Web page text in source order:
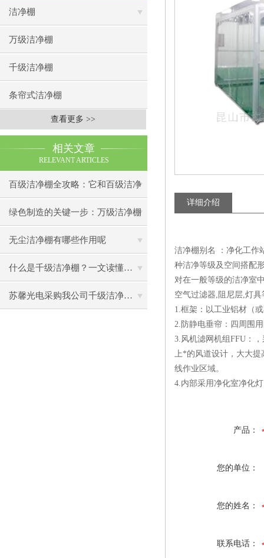
洁净棚
万级洁净棚
千级洁净棚
条帘式洁净棚
查看更多 >>
相关文章
RELEVANT ARTICLES
百级洁净棚全攻略：它和百级洁净
室到底有什么区别？
绿色制造的关键一步：万级洁净棚
助力环保型半导体产业发展
无尘洁净棚有哪些作用呢
什么是千级洁净棚？一文读懂其结构特点与局部净化优势
苏馨光电采购我公司千级洁净棚普通工作台一批（7月07日）已顺利交货
详细介绍
洁净棚别名 ：净化工作
种洁净等级及空间搭配
对在一般等级的洁净室
空气过滤器,阻尼层,灯
1.框架：以工业铝材（
2.防静电垂帘：四周围
3.风机滤网机组FFU：
上*的风道设计，大大提
线作业区域。
4.内部采用净化室净化
产品：
您的单位：
您的姓名：
联系电话：